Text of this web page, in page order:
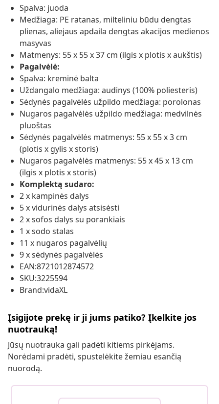
Spalva: juoda
Medžiaga: PE ratanas, milteliniu būdu dengtas
plienas, aliejaus apdaila dengtas akacijos medienos
masyvas
Matmenys: 55 x 55 x 37 cm (ilgis x plotis x aukštis)
Pagalvėlė:
Spalva: kreminė balta
Uždangalo medžiaga: audinys (100% poliesteris)
Sėdynės pagalvėlės užpildo medžiaga: porolonas
Nugaros pagalvėlės užpildo medžiaga: medvilnės
pluoštas
Sėdynės pagalvėlės matmenys: 55 x 55 x 3 cm
(plotis x gylis x storis)
Nugaros pagalvėlės matmenys: 55 x 45 x 13 cm
(ilgis x plotis x storis)
Komplektą sudaro:
2 x kampinės dalys
5 x vidurinės dalys atsisėsti
2 x sofos dalys su porankiais
1 x sodo stalas
11 x nugaros pagalvėlių
9 x sėdynės pagalvėlės
EAN:8721012874572
SKU:3225594
Brand:vidaXL
Įsigijote prekę ir ji jums patiko? Įkelkite jos
nuotrauką!
Jūsų nuotrauka gali padėti kitiems pirkėjams.
Norėdami pradėti, spustelėkite žemiau esančią
nuorodą.